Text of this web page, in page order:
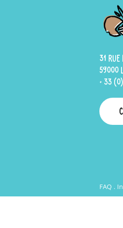
31
59000
+ 33
FAQ